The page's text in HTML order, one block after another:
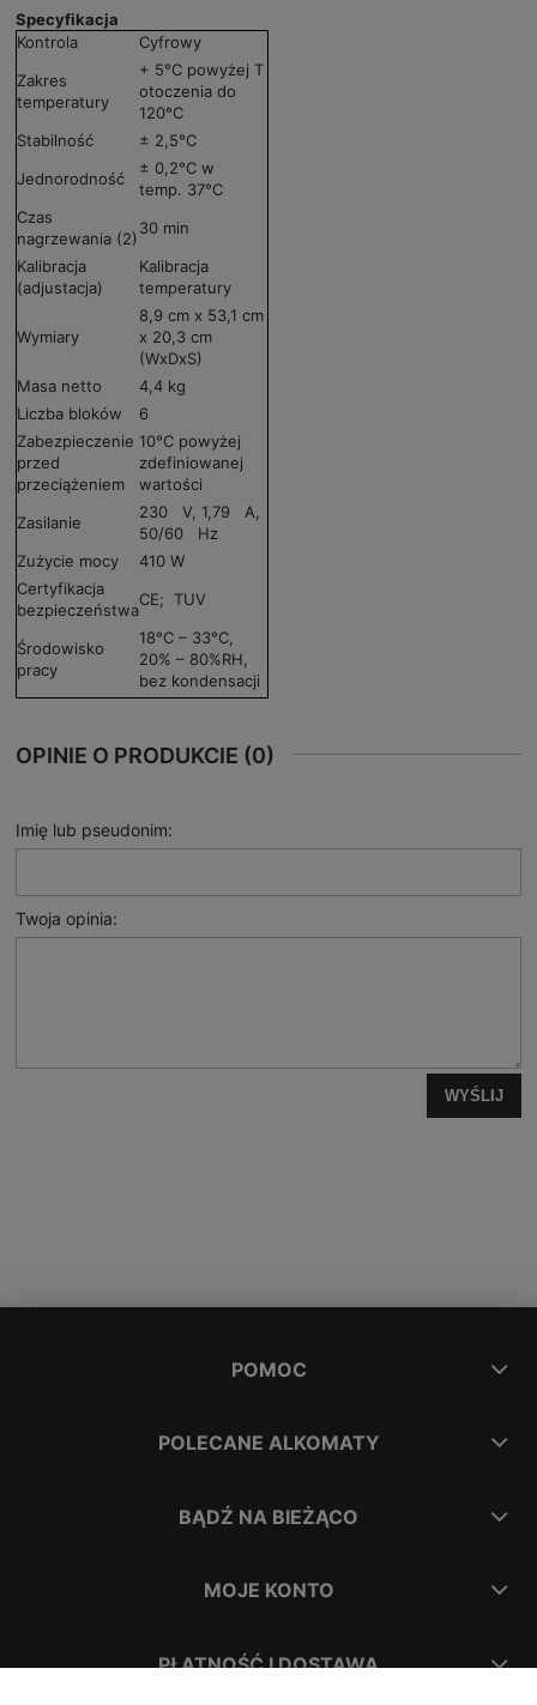
Specyfikacja
Kontrola
Cyfrowy
Zakres
temperatury
+ 5°C powyżej T
otoczenia do
120°C
Stabilność
± 2,5°C
Jednorodność
± 0,2°C w
temp. 37°C
Czas
nagrzewania (2)
30 min
Kalibracja
(adjustacja)
Kalibracja
temperatury
Wymiary
8,9 cm x 53,1 cm
x 20,3 cm
(WxDxS)
Masa netto
4,4 kg
Liczba bloków
6
Zabezpieczenie
przed
przeciążeniem
10°C powyżej
zdefiniowanej
wartości
Zasilanie
230 V, 1,79 A,
50/60 Hz
Zużycie mocy
410 W
Certyfikacja
bezpieczeństwa
CE; TUV
Środowisko
pracy
18°C – 33°C,
20% – 80%RH,
bez kondensacji
OPINIE O PRODUKCIE (0)
Imię lub pseudonim:
Twoja opinia:
WYŚLIJ
POMOC
POLECANE ALKOMATY
BĄDŹ NA BIEŻĄCO
MOJE KONTO
PŁATNOŚĆ I DOSTAWA